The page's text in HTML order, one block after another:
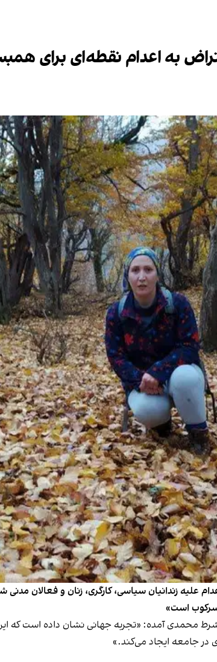
به اعدام نقطه‌ای برای
علیه زندانیان سیاسی، کارگری، زنان و فعالان مدنی
سرکوب است»
محمدی آمده: «تجربه جهانی نشان داده است که
در جامعه ایجاد می‌کند.»